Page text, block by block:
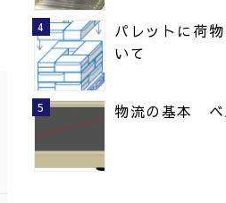
パレットに荷
いて
物流の基本 ベ